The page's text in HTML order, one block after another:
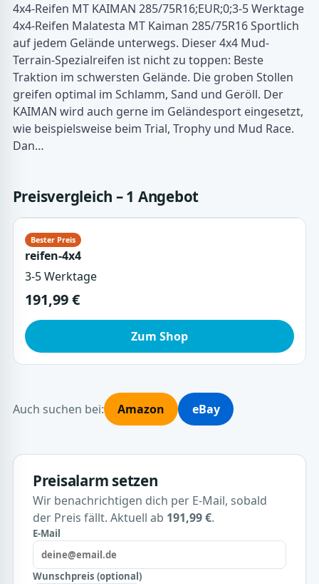
4x4-Reifen MT KAIMAN 285/75R16;EUR;0;3-5 Werktage
4x4-Reifen Malatesta MT Kaiman 285/75R16 Sportlich
auf jedem Gelände unterwegs. Dieser 4x4 Mud-
Terrain-Spezialreifen ist nicht zu toppen: Beste
Traktion im schwersten Gelände. Die groben Stollen
greifen optimal im Schlamm, Sand und Geröll. Der
KAIMAN wird auch gerne im Geländesport eingesetzt,
wie beispielsweise beim Trial, Trophy und Mud Race.
Dan…
Preisvergleich – 1 Angebot
reifen-4x4
3-5 Werktage
191,99 €
Zum Shop
Auch suchen bei: Amazon eBay
Preisalarm setzen
Wir benachrichtigen dich per E-Mail, sobald
der Preis fällt. Aktuell ab 191,99 €.
E-Mail
Wunschpreis (optional)